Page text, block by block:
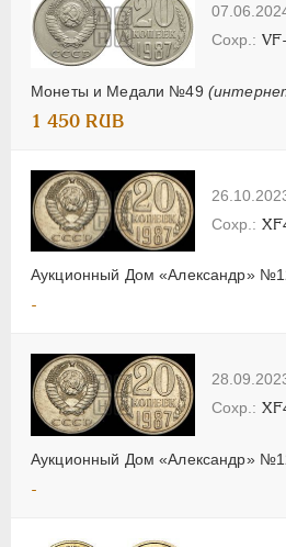
Монеты и Медали №49
1 450 RUB
Аукционный Дом «Александр»
-
Аукционный Дом «Александр»
-